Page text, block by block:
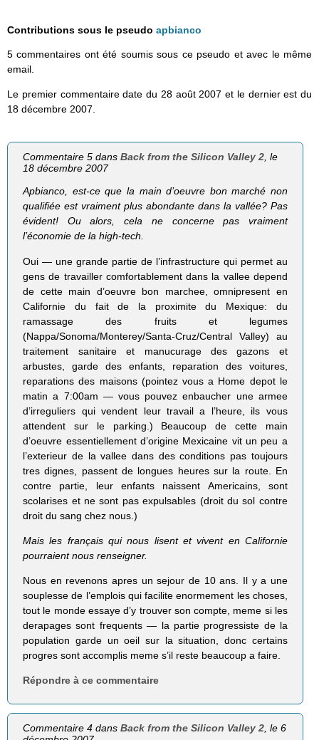
Contributions sous le pseudo apbianco
5 commentaires ont été soumis sous ce pseudo et avec le même
email.
Le premier commentaire date du 28 août 2007 et le dernier est du
18 décembre 2007.
Commentaire 5 dansBack from the Silicon Valley 2, le
18 décembre 2007
Apbianco, est-ce que la main d’oeuvre bon marché non
qualifiée est vraiment plus abondante dans la vallée? Pas
évident! Ou alors, cela ne concerne pas vraiment
l’économie de la high-tech.
Oui — une grande partie de l’infrastructure qui permet au
gens de travailler comfortablement dans la vallee depend
de cette main d’oeuvre bon marchee, omnipresent en
Californie du fait de la proximite du Mexique: du
ramassage des fruits et legumes
(Nappa/Sonoma/Monterey/Santa-Cruz/Central Valley) au
traitement sanitaire et manucurage des gazons et
arbustes, garde des enfants, reparation des voitures,
reparations des maisons (pointez vous a Home depot le
matin a 7:00am — vous pouvez enbaucher une armee
d’irreguliers qui vendent leur travail a l’heure, ils vous
attendent sur le parking.) Beaucoup de cette main
d’oeuvre essentiellement d’origine Mexicaine vit un peu a
l’exterieur de la vallee dans des conditions pas toujours
tres dignes, passent de longues heures sur la route. En
contre partie, leur enfants naissent Americains, sont
scolarises et ne sont pas expulsables (droit du sol contre
droit du sang chez nous.)
Mais les français qui nous lisent et vivent en Californie
pourraient nous renseigner.
Nous en revenons apres un sejour de 10 ans. Il y a une
souplesse de l’emplois qui facilite enormement les choses,
tout le monde essaye d’y trouver son compte, meme si les
derapages sont frequents — la partie progressiste de la
population garde un oeil sur la situation, donc certains
progres sont accomplis meme s’il reste beaucoup a faire.
Répondre à ce commentaire
Commentaire 4 dansBack from the Silicon Valley 2 , le 6